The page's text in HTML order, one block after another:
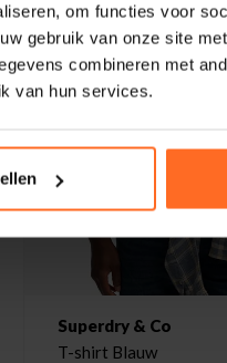
om functies voor
gebruik van onze site
combineren met
van hun services.
Superdry & Co
T-shirt Blauw